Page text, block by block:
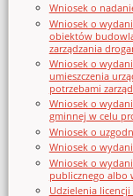
Wniosek o
Wniosek o
obiektów
zarządzania
Wniosek o
umieszczenia
potrzebami
Wniosek o
gminnej w celu
Wniosek o
Wniosek o
Wniosek o
publicznego albo
Udzielenia